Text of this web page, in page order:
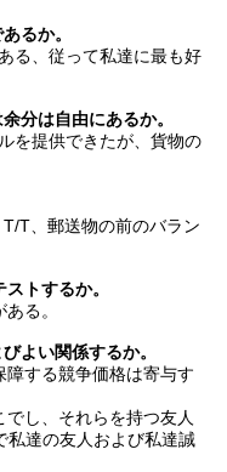
るか。
る、従って私達に最も好
分は自由にあるか。
を提供できたが、貨物の
T/T、郵送物の前のバラン
トするか。
る。
よい関係するか。
する競争価格は寄与す
し、それらを持つ友人
私達の友人および私達誠